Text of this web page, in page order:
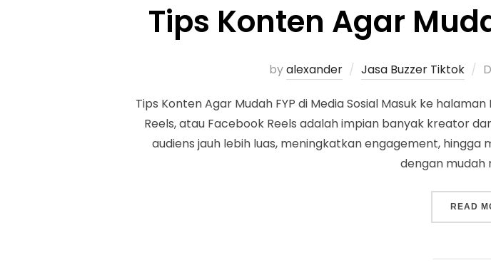
Tips Konten Agar
byalexander Jasa Buzzer Tiktok
Tips Konten Agar Mudah FYP di Media Sosial Masuk ke
Reels, atau Facebook Reels adalah impian banyak kreator
audiens jauh lebih luas, meningkatkan engagement,
dengan mudah
READ